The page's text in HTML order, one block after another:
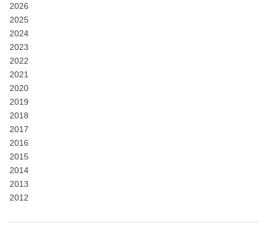
2026
2025
2024
2023
2022
2021
2020
2019
2018
2017
2016
2015
2014
2013
2012